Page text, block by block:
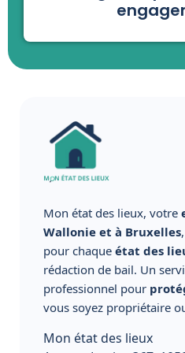
Mon état des lieux, votre
Wallonie et à Bruxelles
pour chaque état des
rédaction de bail. Un
professionnel pour
vous soyez propriétaire
Mon état des lieux